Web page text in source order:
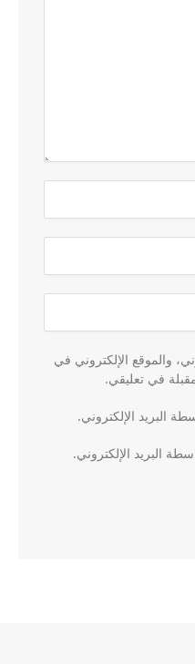
والموقع الإلكتروني في
في تعليقي.
البريد الإلكتروني.
البريد الإلكتروني.